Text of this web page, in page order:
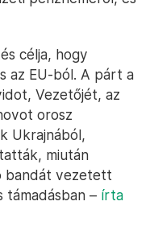
célja, hogy
az EU-ból. A párt a
Vezetőjét, az
orosz
Ukrajnából,
miután
bandát vezetett
támadásban – írta